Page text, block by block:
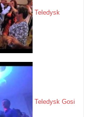
Teledysk
Teledysk Gosi